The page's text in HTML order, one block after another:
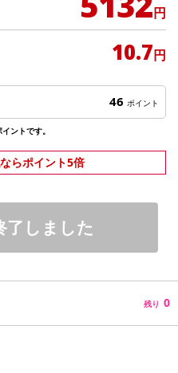
円
10.7円
46 ポイント
ントです。
らポイント5倍
了しました
残り 0